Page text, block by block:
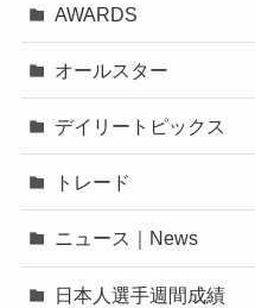
AWARDS
オールスター
デイリートピックス
トレード
ニュース｜News
日本人選手週間成績